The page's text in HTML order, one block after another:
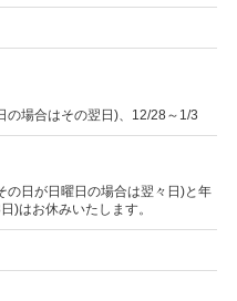
の場合はその翌日)、12/28～1/3
の日が日曜日の場合は翌々日)と年
)はお休みいたします。